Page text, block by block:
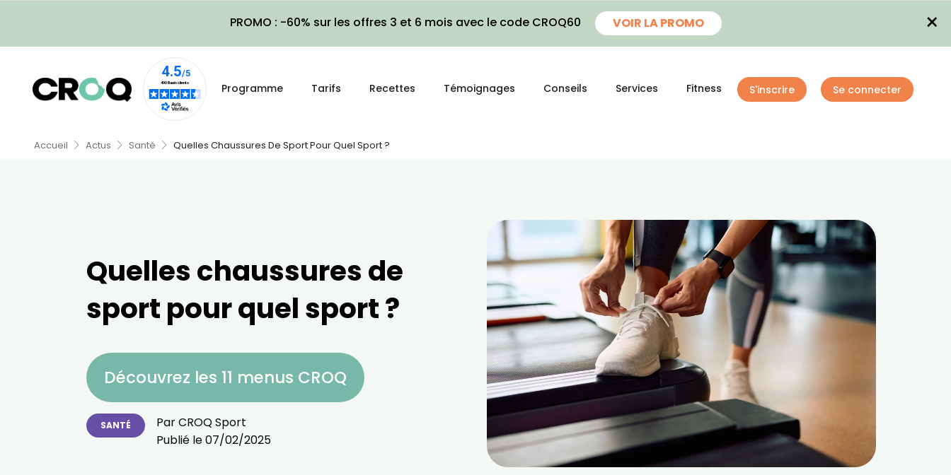
PROMO : -60% sur les offres 3 et 6 mois avec le code CROQ60 VOIR LA PROMO ×
Programme Tarifs Recettes Témoignages Conseils Services Fitness S'inscrire Se connecter
Accueil Actus Santé Quelles Chaussures De Sport Pour Quel Sport ?
Quelles chaussures de
sport pour quel sport ?
Découvrez les 11 menus CROQ
SANTÉ ParCROQ Sport
Publié le07/02/2025